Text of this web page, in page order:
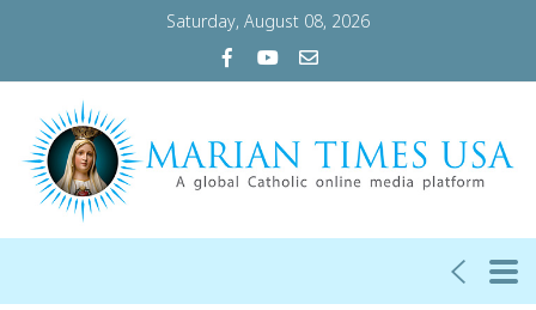
Saturday, August 08, 2026